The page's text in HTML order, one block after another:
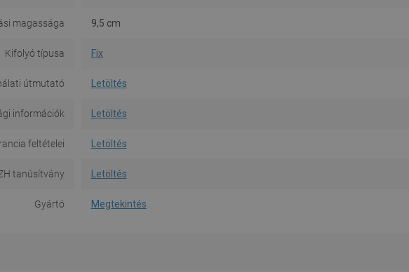
magassága 9,5 cm
Kifolyó típusa Fix
útmutató Letöltés
információk Letöltés
feltételei Letöltés
tanúsítvány Letöltés
Gyártó Megtekintés